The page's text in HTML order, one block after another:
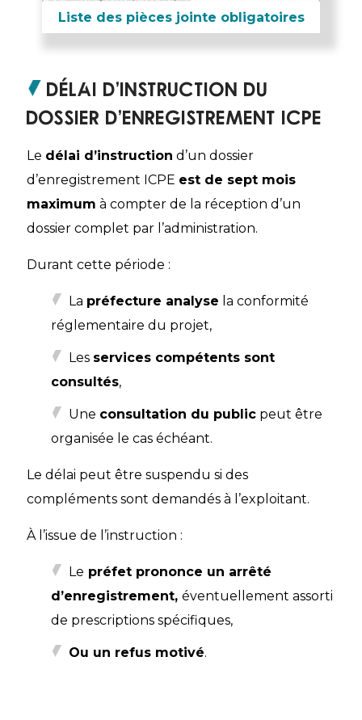
Liste des pièces jointe obligatoires
Délai d’instruction du
dossier d’enregistrement ICPE
Le délai d’instruction d’un dossier
d’enregistrement ICPE est de sept mois
maximum à compter de la réception d’un
dossier complet par l’administration.
Durant cette période :
La préfecture analyse la conformité
réglementaire du projet,
Les services compétents sont
consultés,
Une consultation du public peut être
organisée le cas échéant.
Le délai peut être suspendu si des
compléments sont demandés à l’exploitant.
À l’issue de l’instruction :
Le préfet prononce un arrêté
d’enregistrement, éventuellement assorti
de prescriptions spécifiques,
Ou un refus motivé.